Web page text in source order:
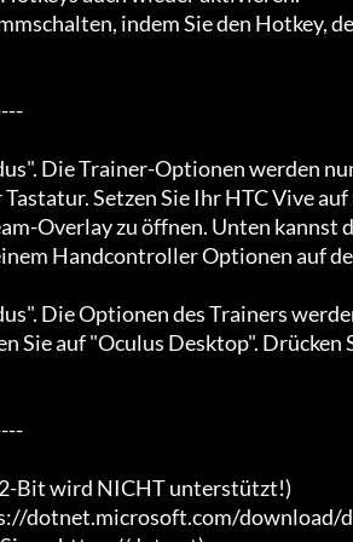
indem Sie den Hotkey,
Die Trainer-Optionen werden
Setzen Sie Ihr HTC Vive
Overlay zu öffnen. Unten kannst
Handcontroller Optionen auf
Die Optionen des Trainers
Sie auf "Oculus Desktop".
Bit wird NICHT unterstützt!)
dotnet.microsoft.com/